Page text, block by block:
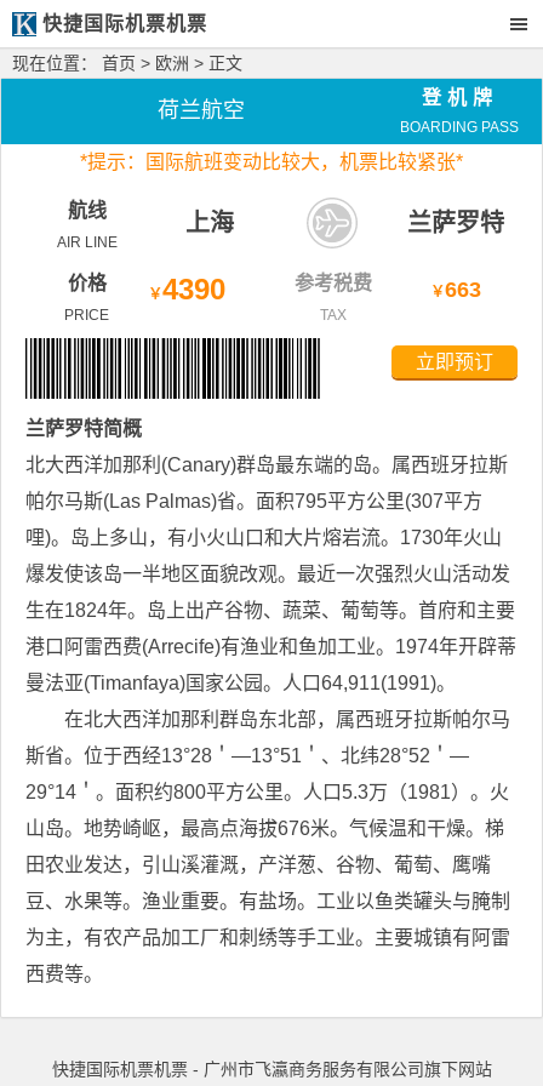
快捷国际机票机票
现在位置： 首页 > 欧洲 > 正文
荷兰航空
登机牌
BOARDING PASS
*提示：国际航班变动比较大， 机票比较紧张*
航线
AIR LINE
上海 兰萨罗特
价格
PRICE
￥4390 参考税费
TAX
￥663
立即预订
兰萨罗特简概
北大西洋加那利(Canary)群岛最东端的岛。属西班牙拉斯
帕尔马斯(Las Palmas)省。面积795平方公里(307平方
哩)。岛上多山，有小火山口和大片熔岩流。1730年火山
爆发使该岛一半地区面貌改观。最近一次强烈火山活动发
生在1824年。岛上出产谷物、蔬菜、葡萄等。首府和主要
港口阿雷西费(Arrecife)有渔业和鱼加工业。1974年开辟蒂
曼法亚(Timanfaya)国家公园。人口64,911(1991)。
在北大西洋加那利群岛东北部，属西班牙拉斯帕尔马
斯省。位于西经13°28＇—13°51＇、北纬28°52＇—
29°14＇。面积约800平方公里。人口5.3万（1981）。火
山岛。地势崎岖，最高点海拔676米。气候温和干燥。梯
田农业发达，引山溪灌溉，产洋葱、谷物、葡萄、鹰嘴
豆、水果等。渔业重要。有盐场。工业以鱼类罐头与腌制
为主，有农产品加工厂和刺绣等手工业。主要城镇有阿雷
西费等。
快捷国际机票机票 - 广州市飞瀛商务服务有限公司旗下网站